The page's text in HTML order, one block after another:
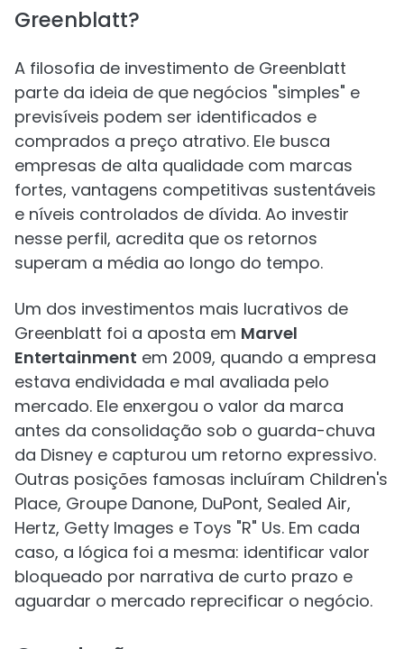
Greenblatt?
A filosofia de investimento de Greenblatt
parte da ideia de que negócios "simples" e
previsíveis podem ser identificados e
comprados a preço atrativo. Ele busca
empresas de alta qualidade com marcas
fortes, vantagens competitivas sustentáveis
e níveis controlados de dívida. Ao investir
nesse perfil, acredita que os retornos
superam a média ao longo do tempo.
Um dos investimentos mais lucrativos de
Greenblatt foi a aposta em Marvel
Entertainment em 2009, quando a empresa
estava endividada e mal avaliada pelo
mercado. Ele enxergou o valor da marca
antes da consolidação sob o guarda-chuva
da Disney e capturou um retorno expressivo.
Outras posições famosas incluíram Children's
Place, Groupe Danone, DuPont, Sealed Air,
Hertz, Getty Images e Toys "R" Us. Em cada
caso, a lógica foi a mesma: identificar valor
bloqueado por narrativa de curto prazo e
aguardar o mercado reprecificar o negócio.